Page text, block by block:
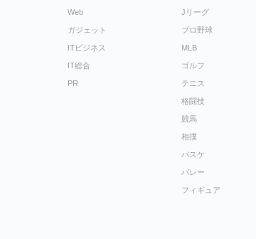
Web
ガジェット
ITビジネス
IT総合
PR
Jリーグ
プロ野球
MLB
ゴルフ
テニス
格闘技
競馬
相撲
バスケ
バレー
フィギュア